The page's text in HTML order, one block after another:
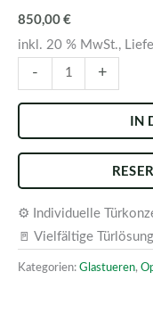
850,00€
inkl. 20 % MwSt.,
-
Zarge
Menge
+
IN
⚙️ Individuelle
🚪 Vielfältige
Kategorien: Glastueren,